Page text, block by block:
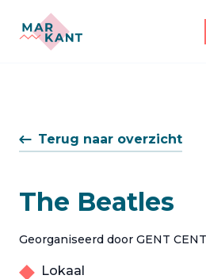
Terug naar overzicht
The Beatles
Georganiseerd door GENT
Lokaal